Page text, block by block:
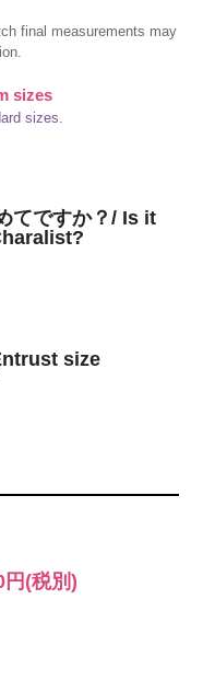
final measurements may
sizes
sizes.
てですか？/ Is it
size
円(税別)